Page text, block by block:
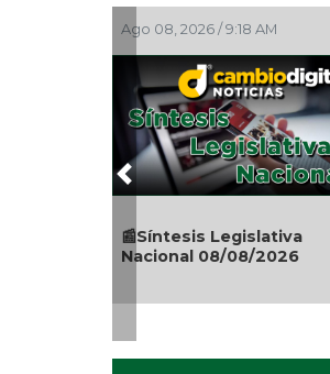
Ago 08, 2026 / 9:18 AM
📰Síntesis Legislativa
Nacional 08/08/2026
Previous